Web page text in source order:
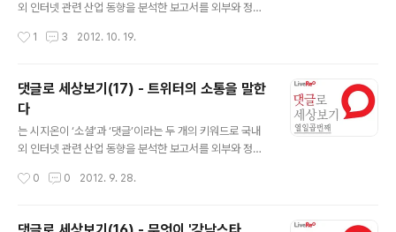
떠한 영향을 줄 수 있을까? 해당 질문은 물론 소셜 미디어
다. 그러나 그와 동시에 소셜 미디어를 통한 사람들의 정치
외 인터넷 관련 산업 동향을 분석한 보고서를 외부와 정기
은 해외 사례들의 소개와 라이브리가 보유하고 있는 데이
대한 시지온만의 관점과 통찰을 제공하고자 합니다. 댓글
로 세상보기 (18)댓글의 저작권은 누구에게 있을까?온라
인상 가장 간단한 표현의 수단 중 하나는 댓글이다. 콘텐츠
에 연동된 댓글 시스템(commenting system)을 통해서
누구나 쉽게 자신의 생각을 표현할 수 있다. 그리고 사실상
항에 따라 “인간의 사상 또는 감정을 표현한 창작물"을 뜻
1 3 2012. 10. 19.
댓글로 세상보기(17) - 트위터의 소통을 말한
다
는 시지온이 ‘소셜’과 ‘댓글’이라는 두 개의 키워드로 국내
외 인터넷 관련 산업 동향을 분석한 보고서를 외부와 정기
은 해외 사례들의 소개와 라이브리가 보유하고 있는 데이
대한 시지온만의 관점과 통찰을 제공하고자 합니다. 댓글
0 0 2012. 9. 28.